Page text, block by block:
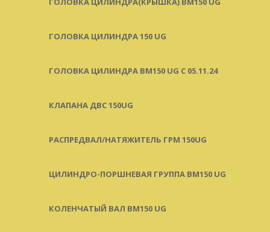
ГОЛОВКА ЦИЛИНДРА 150 UG
ГОЛОВКА ЦИЛИНДРА BM150 UG C 05.11.24
КЛАПАНА ДВС 150UG
РАСПРЕДВАЛ/НАТЯЖИТЕЛЬ ГРМ 150UG
ЦИЛИНДРО-ПОРШНЕВАЯ ГРУППА BM150 UG
КОЛЕНЧАТЫЙ ВАЛ BM150 UG